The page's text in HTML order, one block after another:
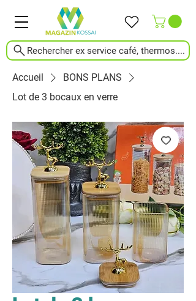
Rechercher ex service café, thermos....
Accueil
BONS PLANS
Lot de 3 bocaux en verre